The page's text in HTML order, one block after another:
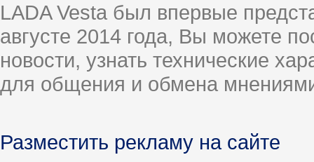
LADA Vesta был впервые
августе 2014 года, Вы можете
новости, узнать технические
для общения и обмена
Разместить рекламу на сайте